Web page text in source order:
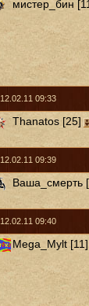
мистер_бин
12.02.11 09:33
Thanatos [25]
12.02.11 09:39
Ваша_смерть
12.02.11 09:40
Mega_Mylt [11]